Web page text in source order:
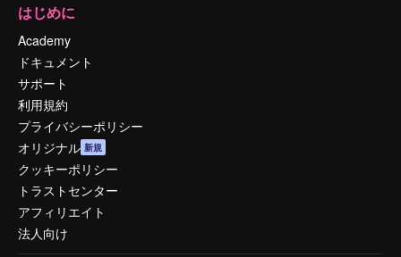
はじめに
Academy
ドキュメント
サポート
利用規約
プライバシーポリシー
オリジナル 新規
クッキーポリシー
トラストセンター
アフィリエイト
法人向け